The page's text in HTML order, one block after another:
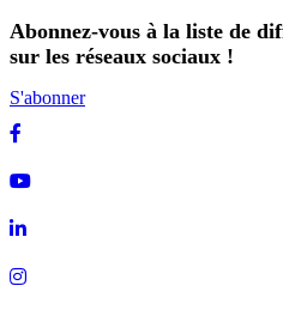
Abonnez-vous à la liste de
sur les réseaux sociaux !
S'abonner